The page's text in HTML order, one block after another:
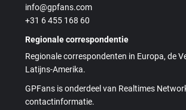
info@gpfans.com
+31 6 455 168 60
Regionale correspondentie
Regionale correspondenten in Europa, de
Latijns-Amerika.
GPFans is onderdeel van Realtimes
contactinformatie.